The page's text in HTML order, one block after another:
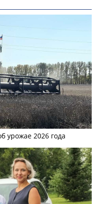
урожае 2026 года